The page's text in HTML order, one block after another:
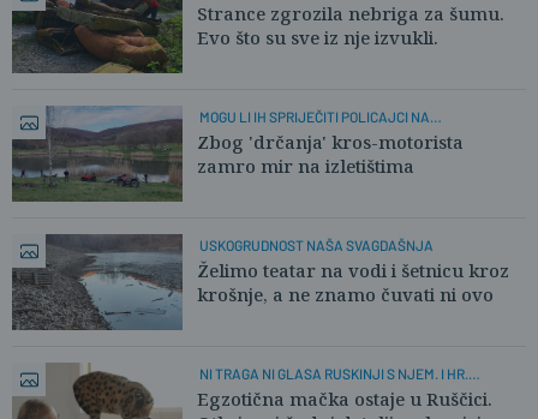
Strance zgrozila nebriga za šumu.
Evo što su sve iz nje izvukli.
MOGU LI IH SPRIJEČITI POLICAJCI NA
MOTOCIKLIMA?
Zbog 'drčanja' kros-motorista
zamro mir na izletištima
USKOGRUDNOST NAŠA SVAGDAŠNJA
Želimo teatar na vodi i šetnicu kroz
krošnje, a ne znamo čuvati ni ovo
NI TRAGA NI GLASA RUSKINJI S NJEM. I HR.
ADRESOM
Egzotična mačka ostaje u Ruščici.